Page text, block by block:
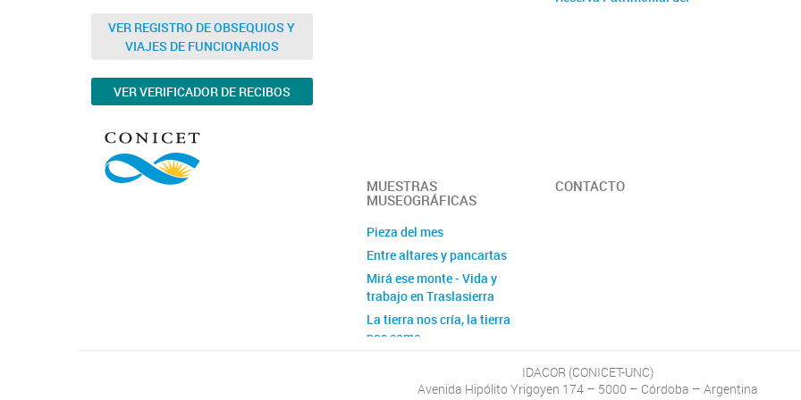
VER REGISTRO DE OBSEQUIOS Y
VIAJES DE FUNCIONARIOS
VER VERIFICADOR DE RECIBOS
MUESTRAS
MUSEOGRÁFICAS
Pieza del mes
Entre altares y pancartas
Mirá ese monte - Vida y
trabajo en Traslasierra
La tierra nos cría, la tierra
nos come
la costa sur de la Laguna
CONTACTO
IDACOR (CONICET-UNC)
Avenida Hipólito Yrigoyen 174 – 5000 – Córdoba – Argentina